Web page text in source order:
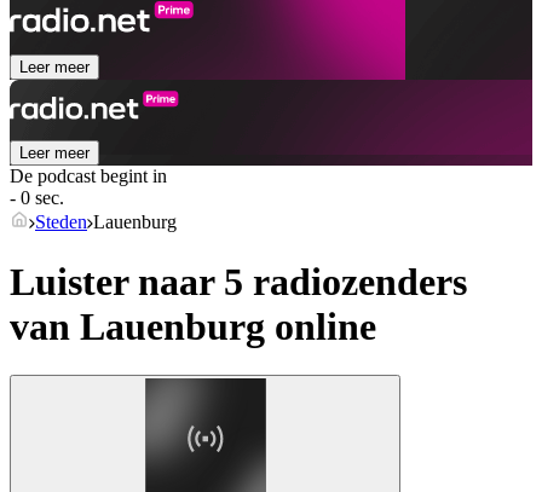
Leer meer
Leer meer
De podcast begint in
- 0 sec.
Steden Lauenburg
Luister naar 5 radiozenders
van Lauenburg online